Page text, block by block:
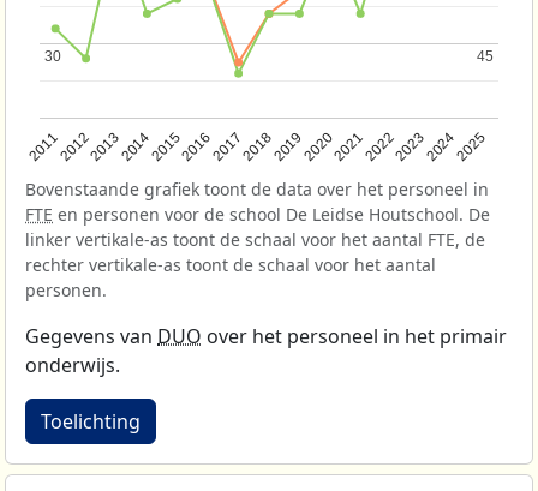
201120122013201420152016201720182019202020212022202320242025
30
30 45
45
Bovenstaande grafiek toont de data over het personeel in
FTE en personen voor de school De Leidse Houtschool. De
linker vertikale-as toont de schaal voor het aantal FTE, de
rechter vertikale-as toont de schaal voor het aantal
personen.
Gegevens van DUO over het personeel in het primair
onderwijs.
Toelichting